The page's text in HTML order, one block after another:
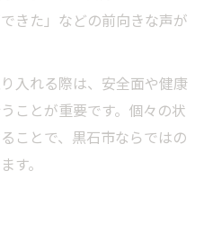
きた」などの前向きな声が
入れる際は、安全面や健康
ことが重要です。個々の状
ことで、黒石市ならではの
す。